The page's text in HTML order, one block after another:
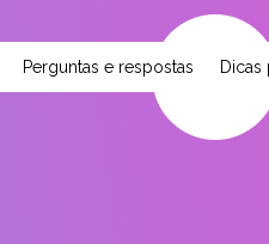
Perguntas e respostas Dicas